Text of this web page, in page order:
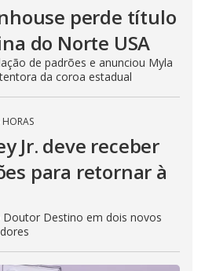
perde título
do Norte USA
de padrões e anunciou Myla
da coroa estadual
Jr. deve receber
para retornar à
Destino em dois novos